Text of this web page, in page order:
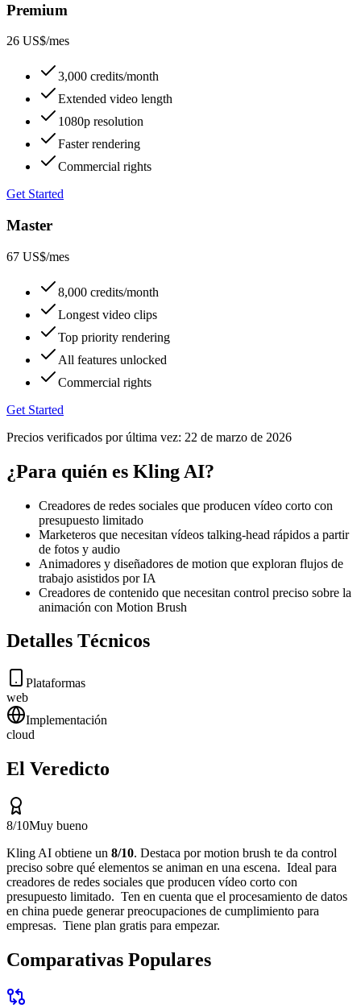
Premium
26 US$/mes
3,000 credits/month
Extended video length
1080p resolution
Faster rendering
Commercial rights
Get Started
Master
67 US$/mes
8,000 credits/month
Longest video clips
Top priority rendering
All features unlocked
Commercial rights
Get Started
Precios verificados por última vez: 22 de marzo de 2026
¿Para quién es Kling AI?
Creadores de redes sociales que producen vídeo corto con
presupuesto limitado
Marketeros que necesitan vídeos talking-head rápidos a partir
de fotos y audio
Animadores y diseñadores de motion que exploran flujos de
trabajo asistidos por IA
Creadores de contenido que necesitan control preciso sobre la
animación con Motion Brush
Detalles Técnicos
Plataformas
web
Implementación
cloud
El Veredicto
8/10Muy bueno
Kling AI obtiene un 8/10. Destaca pormotion brush te da control
preciso sobre qué elementos se animan en una escena. Ideal para
creadores de redes sociales que producen vídeo corto con
presupuesto limitado. Ten en cuenta que el procesamiento de datos
en china puede generar preocupaciones de cumplimiento para
empresas. Tiene plan gratis para empezar.
Comparativas Populares